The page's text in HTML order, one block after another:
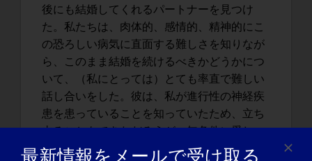
後にも結婚してくれるパートナーを見つけ
た。私たちは、肉体的、感情的、精神的にこ
の恐ろしい病気に直面する難しさを知りなが
ら、このまま結婚を続けるべきかどうかにつ
いて、（私にとっては）とても率直で難しい
話し合いをした。彼は、私が進行性の神経疾
患を患っていることを知っていたため、立ち
去ることもできただろうが、無条件に愛し、
無条件の愛と受容の本当の意味を教えてくれ
最新情報をメールで受け取る